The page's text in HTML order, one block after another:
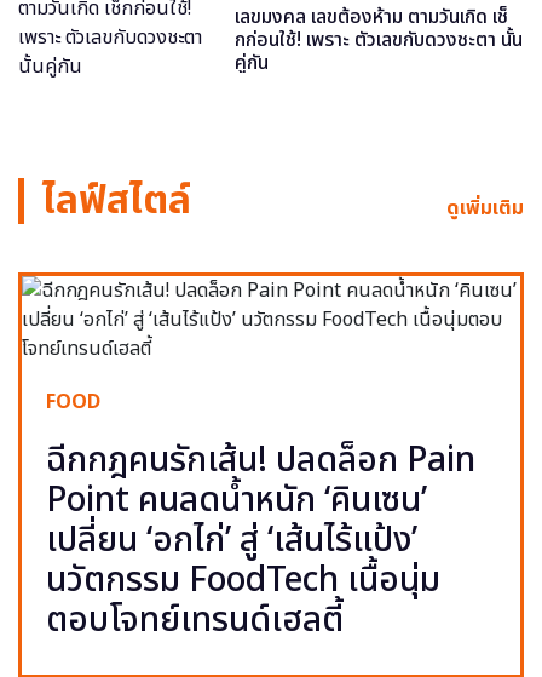
เลขมงคล เลขต้องห้าม ตามวันเกิด เช็
กก่อนใช้! เพราะ ตัวเลขกับดวงชะตา นั้น
คู่กัน
ไลฟ์สไตล์ ดูเพิ่มเติม
FOOD
ฉีกกฎคนรักเส้น! ปลดล็อก Pain
Point คนลดน้ำหนัก ‘คินเซน’
เปลี่ยน ‘อกไก่’ สู่ ‘เส้นไร้แป้ง’
นวัตกรรม FoodTech เนื้อนุ่ม
ตอบโจทย์เทรนด์เฮลตี้